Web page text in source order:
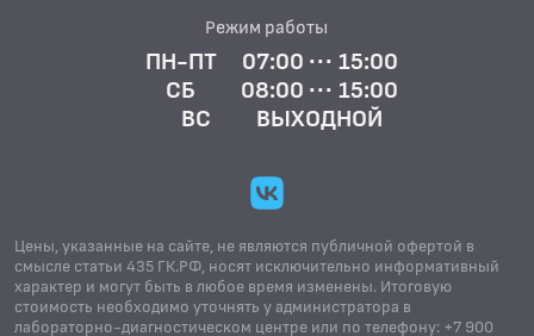
Режим работы
ПН-ПТ
07:00 ··· 15:00
СБ
08:00 ··· 15:00
ВС
ВЫХОДНОЙ
Цены, указанные на сайте, не являются публичной офертой в
смысле статьи 435 ГК.РФ, носят исключительно информативный
характер и могут быть в любое время изменены. Итоговую
стоимость необходимо уточнять у администратора в
лабораторно-диагностическом центре или по телефону: +7 900